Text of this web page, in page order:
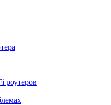
роутеров